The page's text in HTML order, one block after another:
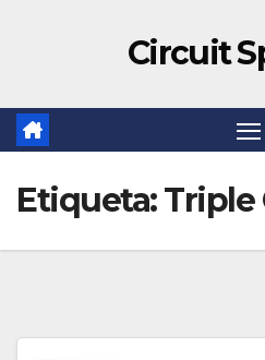
Circuit
Etiqueta:Triple